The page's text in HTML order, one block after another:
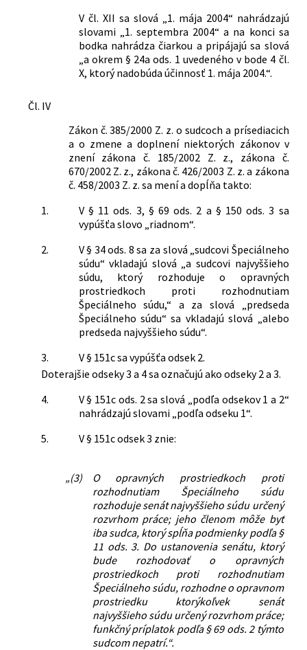
V čl. XII sa slová „1. mája 2004“ nahrádzajú
slovami „1. septembra 2004“ a na konci sa
bodka nahrádza čiarkou a pripájajú sa slová
„a okrem § 24a ods. 1 uvedeného v bode 4 čl.
X, ktorý nadobúda účinnosť 1. mája 2004.“.
Čl. IV
Zákon č. 385/2000 Z. z. o sudcoch a prísediacich
a o zmene a doplnení niektorých zákonov v
znení zákona č. 185/2002 Z. z., zákona č.
670/2002 Z. z., zákona č. 426/2003 Z. z. a zákona
č. 458/2003 Z. z. sa mení a dopĺňa takto:
1.
V § 11 ods. 3, § 69 ods. 2 a § 150 ods. 3 sa
vypúšťa slovo „riadnom“.
2.
V § 34 ods. 8 sa za slová „sudcovi Špeciálneho
súdu“ vkladajú slová „a sudcovi najvyššieho
súdu, ktorý rozhoduje o opravných
prostriedkoch proti rozhodnutiam
Špeciálneho súdu,“ a za slová „predseda
Špeciálneho súdu“ sa vkladajú slová „alebo
predseda najvyššieho súdu“.
3.
V § 151c sa vypúšťa odsek 2.
Doterajšie odseky 3 a 4 sa označujú ako odseky 2 a 3.
4.
V § 151c ods. 2 sa slová „podľa odsekov 1 a 2“
nahrádzajú slovami „podľa odseku 1“.
5.
V § 151c odsek 3 znie:
„(3)
O opravných prostriedkoch proti
rozhodnutiam Špeciálneho súdu
rozhoduje senát najvyššieho súdu určený
rozvrhom práce; jeho členom môže byť
iba sudca, ktorý spĺňa podmienky podľa §
11 ods. 3. Do ustanovenia senátu, ktorý
bude rozhodovať o opravných
prostriedkoch proti rozhodnutiam
Špeciálneho súdu, rozhodne o opravnom
prostriedku ktorýkoľvek senát
najvyššieho súdu určený rozvrhom práce;
funkčný príplatok podľa § 69 ods. 2 týmto
sudcom nepatrí.“.